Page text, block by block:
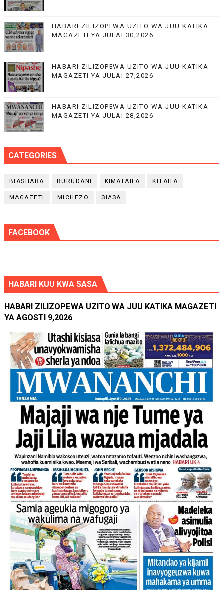
HABARI ZILIZOPEWA UZITO WA JUU KATIKA
MAGAZETI YA JULAI 30,2026
HABARI ZILIZOPEWA UZITO WA JUU KATIKA
MAGAZETI YA JULAI 27,2026
HABARI ZILIZOPEWA UZITO WA JUU KATIKA
MAGAZETI YA JULAI 28,2026
CATEGORIES
BIASHARA BURUDANI KIMATAIFA KITAIFA
MAGAZETI MICHEZO SIASA
FACEBOOK
HABARI KUU KWA SASA
HABARI ZILIZOPEWA UZITO WA JUU KATIKA MAGAZETI
YA AGOSTI 9,2026